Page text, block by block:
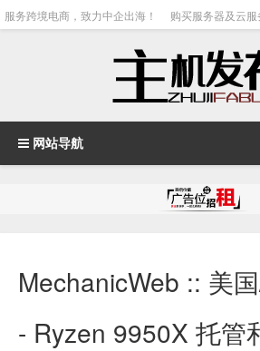
服务跨境电商，致力中企出海！ 购买服务器及云服
网站导航
MechanicWeb :: 美
- Ryzen 9950X 托管